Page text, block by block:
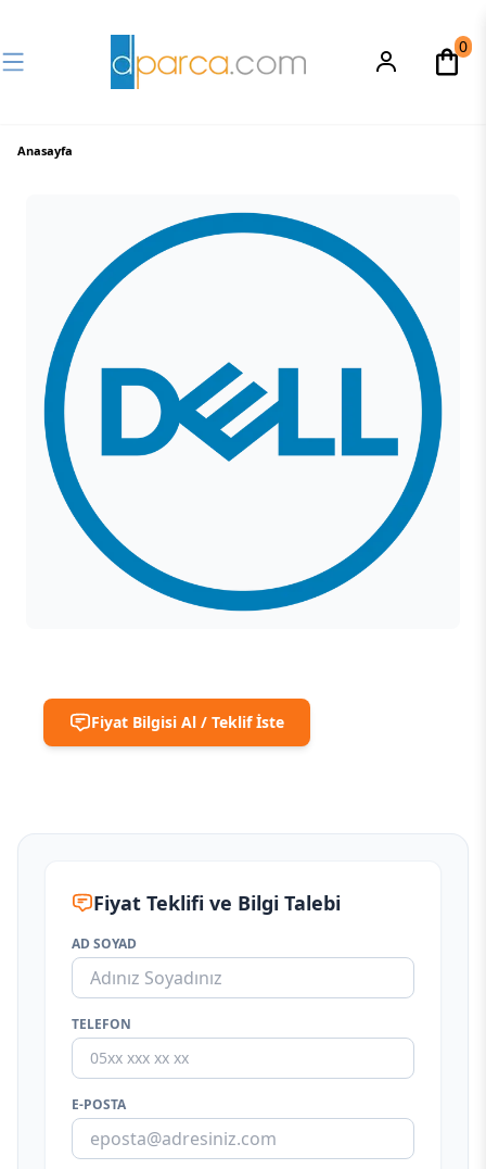
0
Anasayfa
Fiyat Bilgisi Al / Teklif İste
Fiyat Teklifi ve Bilgi Talebi
AD SOYAD
TELEFON
E-POSTA